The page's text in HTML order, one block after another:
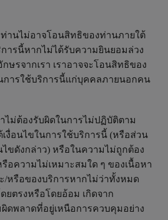
ท่านไม่อาจโอนสิทธิของท่านภายใต้
การนี้หากไม่ได้รับความยินยอมล่วง
ษรจากเรา เราอาจจะโอนสิทธิของ
นการใช้บริการนี้แก่บุคคลภายนอกคน
าไม่ต้องรับผิดในการไม่ปฏิบัติตาม
งื่อนไขในการใช้บริการนี้ (หรือส่วน
ไขดังกล่าว) หรือในความไม่ถูกต้อง
อความไม่เหมาะสมใด ๆ ของเนื้อหา
/หรือของบริการหากไม่ว่าทั้งหมด
ยตรงหรือโดยอ้อม เกิดจาก
ดพลาดที่อยู่เหนือการควบคุมอย่าง